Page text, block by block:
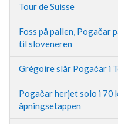
Tour de Suisse
Foss på pallen, Pogačar
til sloveneren
Grégoire slår Pogačar i
Pogačar herjet solo i 70
åpningsetappen